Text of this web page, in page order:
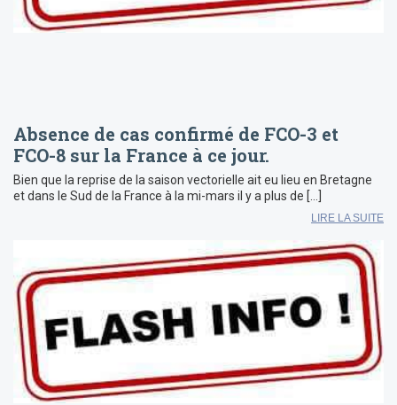
Absence de cas confirmé de FCO-3 et
FCO-8 sur la France à ce jour.
Bien que la reprise de la saison vectorielle ait eu lieu en Bretagne
et dans le Sud de la France à la mi-mars il y a plus de […]
LIRE LA SUITE